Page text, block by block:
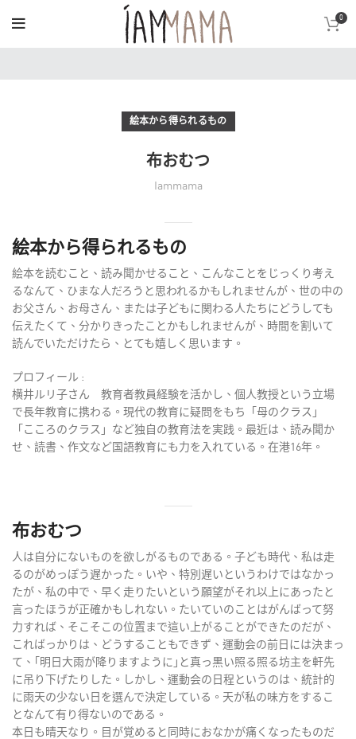
0
絵本から得られるもの
布おむつ
Iammama
絵本から得られるもの
絵本を読むこと、読み聞かせること、こんなことをじっくり考え
るなんて、ひまな人だろうと思われるかもしれませんが、世の中の
お父さん、お母さん、または子どもに関わる人たちにどうしても
伝えたくて、分かりきったことかもしれませんが、時間を割いて
読んでいただけたら、とても嬉しく思います。
プロフィール :
横井ルリ子さん 教育者教員経験を活かし、個人教授という立場
で長年教育に携わる。現代の教育に疑問をもち「母のクラス」
「こころのクラス」など独自の教育法を実践。最近は、読み聞か
せ、読書、作文など国語教育にも力を入れている。在港16年。
布おむつ
人は自分にないものを欲しがるものである。子ども時代、私は走
るのがめっぽう遅かった。いや、特別遅いというわけではなかっ
たが、私の中で、早く走りたいという願望がそれ以上にあったと
言ったほうが正確かもしれない。たいていのことはがんばって努
力すれば、そこそこの位置まで這い上がることができたのだが、
こればっかりは、どうすることもできず、運動会の前日には決まっ
て、｢明日大雨が降りますように｣と真っ黒い照る照る坊主を軒先
に吊り下げたりした。しかし、運動会の日程というのは、統計的
に雨天の少ない日を選んで決定している。天が私の味方をするこ
となんて有り得ないのである。
本日も晴天なり。目が覚めると同時におなかが痛くなったものだ